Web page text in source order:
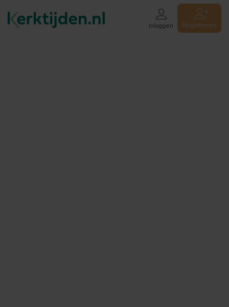
Inloggen Registreren